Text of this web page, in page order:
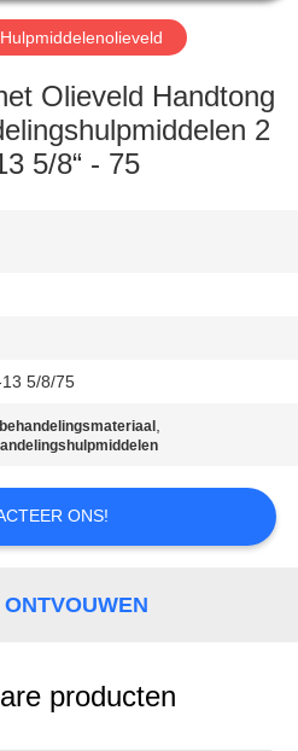
Olieveld Handtong
2
5/8“ - 75
5/8/75
,
ONS!
producten